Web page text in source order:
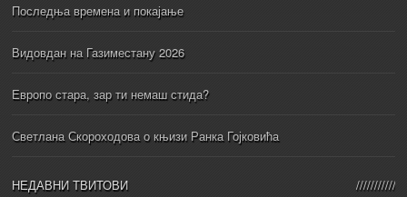
Последња времена и покајање
Видовдан на Газиместану 2026
Европо стара, зар ти немаш стида?
Светлана Скороходова о књизи Ранка Гојковића
НЕДАВНИ ТВИТОВИ